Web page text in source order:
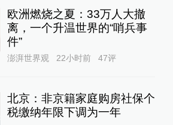
欧洲燃烧之夏：33万人大撤
离，一个升温世界的“哨兵事
件”
澎湃世界观 22小时前 47评
北京：非京籍家庭购房社保个
税缴纳年限下调为一年